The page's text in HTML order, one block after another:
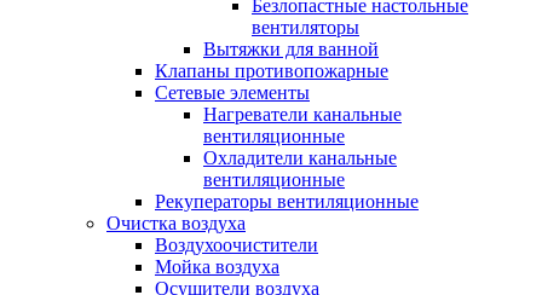
Безлопастные настольные
вентиляторы
Вытяжки для ванной
Клапаны противопожарные
Сетевые элементы
Нагреватели канальные
вентиляционные
Охладители канальные
вентиляционные
Рекуператоры вентиляционные
Очистка воздуха
Воздухоочистители
Мойка воздуха
Осушители воздуха